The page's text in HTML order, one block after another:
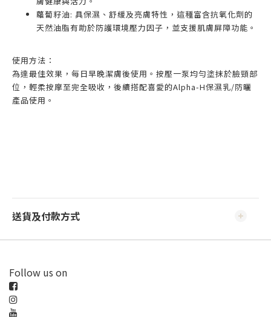
蘿蔔籽油: 具保濕、舒緩及亮膚特性，這種富含抗氧化劑的
天然油脂有助於防護環境壓力因子，並支援肌膚屏障功能。
使用方法：
為達最佳效果，每日早晚潔膚後使用。按壓一泵均勻塗抹於臉頸部
位，輕柔按摩至完全吸收，後續搭配喜愛的Alpha-H保濕乳/防曬
產品使用。
送貨及付款方式
Follow us on